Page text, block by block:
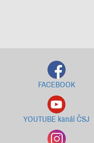
FACEBOOK
YOUTUBE kanál ČSJ